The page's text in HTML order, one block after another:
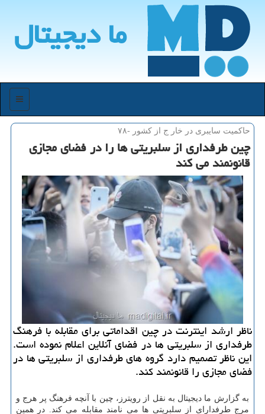
ما دیجیتال
منو
حاكمیت سایبری در خار ج از كشور -۷۸
چین طرفداری از سلبریتی ها را در فضای مجازی
قانونمند می کند
ناظر ارشد اینترنت در چین اقداماتی برای مقابله با فرهنگ
طرفداری از سلبریتی ها در فضای آنلاین اعلام نموده است.
این ناظر تصمیم دارد گروه های طرفداری از سلبریتی ها در
فضای مجازی را قانونمند کند.
به گزارش ما دیجیتال به نقل از رویترز، چین با آنچه فرهنگ پر هرج و
مرج طرفدارای از سلبریتی ها می نامند مقابله می کند. در همین